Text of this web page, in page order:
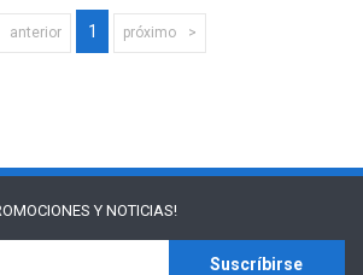
anterior 1 próximo
Y NOTICIAS!
Suscríbirse